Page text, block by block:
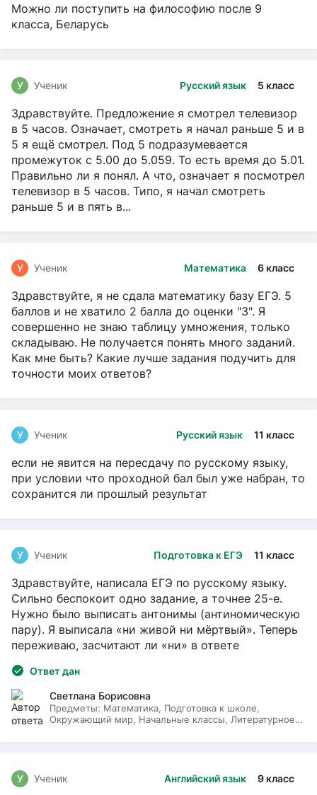
Можно ли поступить на философию после 9
класса, Беларусь
Русский язык 5 класс
У Ученик
Здравствуйте. Предложение я смотрел телевизор
в 5 часов. Означает, смотреть я начал раньше 5 и в
5 я ещё смотрел. Под 5 подразумевается
промежуток с 5.00 до 5.059. То есть время до 5.01.
Правильно ли я понял. А что, означает я посмотрел
телевизор в 5 часов. Типо, я начал смотреть
раньше 5 и в пять в...
Математика 6 класс
У Ученик
Здравствуйте, я не сдала математику базу ЕГЭ. 5
баллов и не хватило 2 балла до оценки "3". Я
совершенно не знаю таблицу умножения, только
складываю. Не получается понять много заданий.
Как мне быть? Какие лучше задания подучить для
точности моих ответов?
Русский язык 11 класс
У Ученик
если не явится на пересдачу по русскому языку,
при условии что проходной бал был уже набран, то
сохранится ли прошлый результат
Подготовка к ЕГЭ 11 класс
У Ученик
Здравствуйте, написала ЕГЭ по русскому языку.
Сильно беспокоит одно задание, а точнее 25-е.
Нужно было выписать антонимы (антиномическую
пару). Я выписала «ни живой ни мёртвый». Теперь
переживаю, засчитают ли «ни» в ответе
Ответ дан
Светлана Борисовна
Предметы: Математика, Подготовка к школе,
Окружающий мир, Начальные классы, Литературное
Английский язык 9 класс
У Ученик